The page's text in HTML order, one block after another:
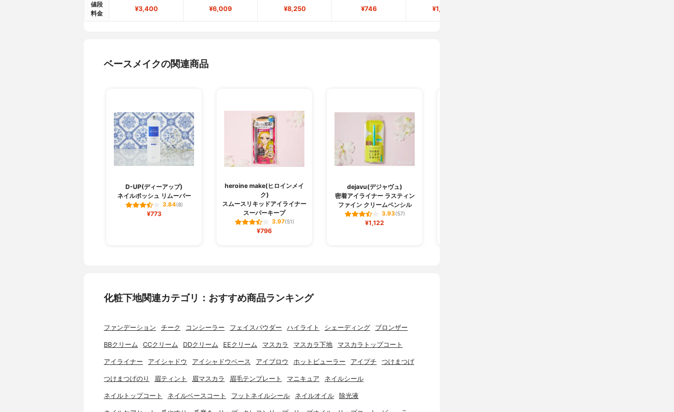
値段
料金
¥3,400 ¥6,009 ¥8,250 ¥746 ¥1,544
ベースメイクの関連商品
D-UP(ディーアップ)
ネイルポッシュ リムーバー
3.84(8)
¥773
heroine make(ヒロインメイ
ク)
スムースリキッドアイライナー
スーパーキープ
3.97(51)
¥796
dejavu(デジャヴュ)
密着アイライナー ラスティン
ファイン クリームペンシル
3.93(57)
¥1,122
化粧下地関連カテゴリ：おすすめ商品ランキング
ファンデーション チーク コンシーラー フェイスパウダー ハイライト シェーディング ブロンザー
BBクリーム CCクリーム DDクリーム EEクリーム マスカラ マスカラ下地 マスカラトップコート
アイライナー アイシャドウ アイシャドウベース アイブロウ ホットビューラー アイプチ つけまつげ
つけまつげのり 眉ティント 眉マスカラ 眉毛テンプレート マニキュア ネイルシール
ネイルトップコート ネイルベースコート フットネイルシール ネイルオイル 除光液